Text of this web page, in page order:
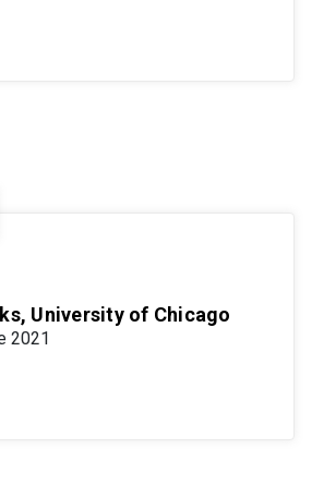
University of Chicago
2021